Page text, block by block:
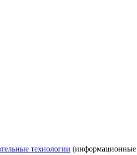
технологии (информационные